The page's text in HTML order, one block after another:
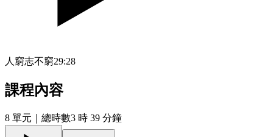
人窮志不窮29:28
課程內容
8 單元 ｜總時數3 時 39 分鐘